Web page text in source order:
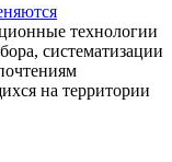
технологии
систематизации
на территории